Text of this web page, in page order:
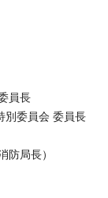
員長
委員会 委員長
局長）